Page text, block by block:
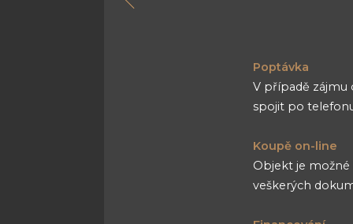
Poptávka
V případě zájmu
spojit po
Koupě on-line
Objekt je
veškerých